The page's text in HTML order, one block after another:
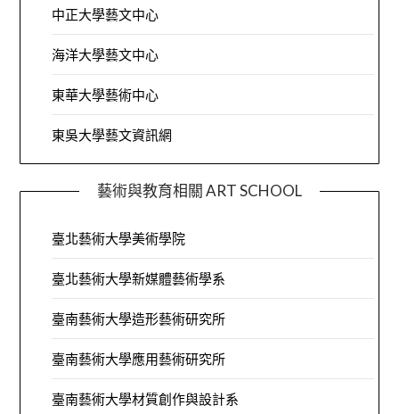
中正大學藝文中心
海洋大學藝文中心
東華大學藝術中心
東吳大學藝文資訊網
藝術與教育相關 ART SCHOOL
臺北藝術大學美術學院
臺北藝術大學新媒體藝術學系
臺南藝術大學造形藝術研究所
臺南藝術大學應用藝術研究所
臺南藝術大學材質創作與設計系